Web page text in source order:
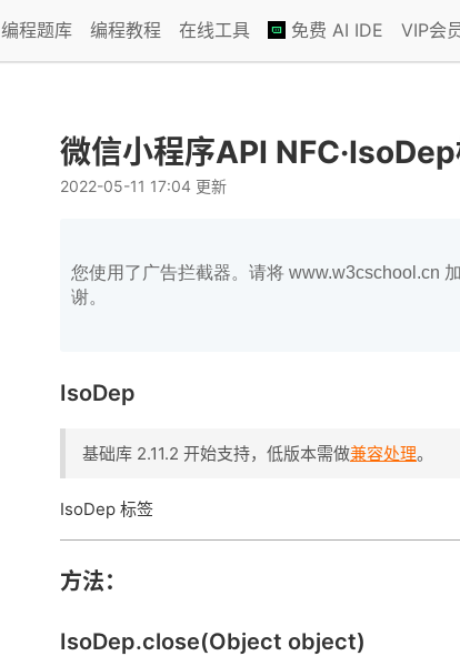
编程题库 编程教程 在线工具 免费 AI IDE VIP会
微信小程序API
2022-05-11 17:04 更新
您使用了广告拦截器。请将 www.w3cschool.cn
谢。
IsoDep
基础库 2.11.2 开始支持，低版本需做兼容处理。
IsoDep 标签
方法：
IsoDep.close(Object object)